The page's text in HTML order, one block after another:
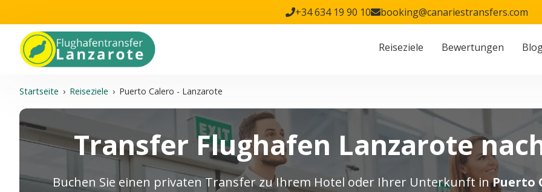
+34 634 19 90 10 booking@canariestransfers.com
Reiseziele Bewertungen
Startseite › Reiseziele › Puerto Calero - Lanzarote
Transfer Flughafen Lanzarote
Buchen Sie einen privaten Transfer zu Ihrem Hotel oder Ihrer Unterkunft inPuerto